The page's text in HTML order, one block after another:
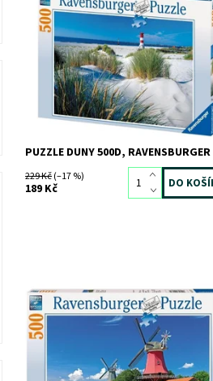
Dostupnost: Skladem1 ks
Kód:
Značka:
RAVENSBURGER
PUZZLE DUNY 500D, RAVENSBURGER
229 Kč(–17 %)
189 Kč
Dostupnost: Skladem1 ks
Kód:
870
Značka:
RAVENSBURGER